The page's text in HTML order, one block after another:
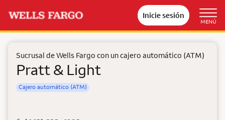
Inicie sesión
MENÚ
Sucrusal de Wells Fargo con un cajero automático (ATM)
Pratt & Light
Cajero automático (ATM)